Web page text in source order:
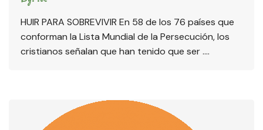
HUIR PARA SOBREVIVIR En 58 de los 76 países que
conforman la Lista Mundial de la Persecución, los
cristianos señalan que han tenido que ser ….